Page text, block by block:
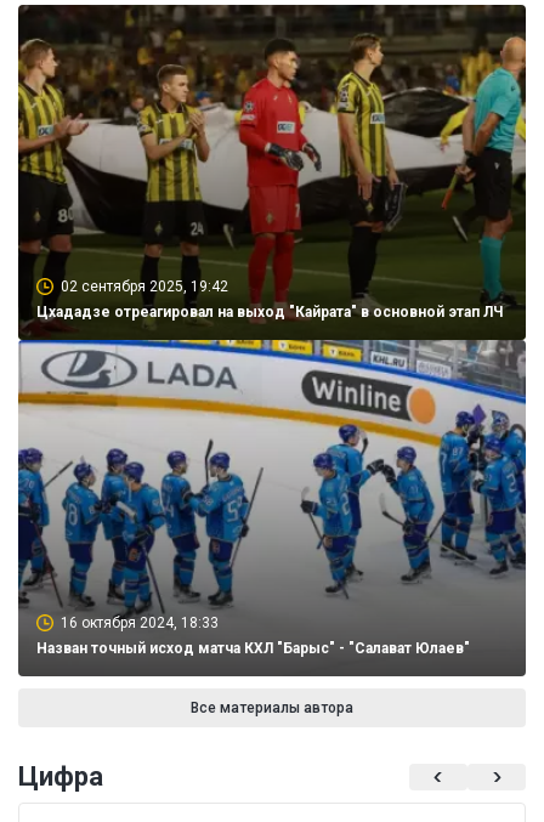
02 сентября 2025, 19:42
Цхададзе отреагировал на выход "Кайрата" в основной этап ЛЧ
16 октября 2024, 18:33
Назван точный исход матча КХЛ "Барыс" - "Салават Юлаев"
Все материалы автора
Цифра